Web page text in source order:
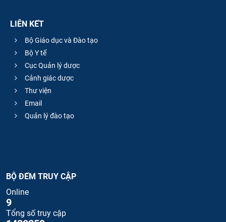
LIÊN KẾT
Bộ Giáo dục và Đào tạo
Bộ Y tế
Cục Quản lý dược
Cảnh giác dược
Thư viện
Email
Quản lý đào tạo
BỘ ĐẾM TRUY CẬP
Online
9
Tổng số truy cập